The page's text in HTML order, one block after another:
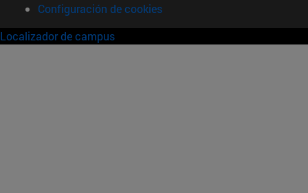
Configuración de cookies
Localizador de campus